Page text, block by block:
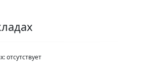
отсутствует